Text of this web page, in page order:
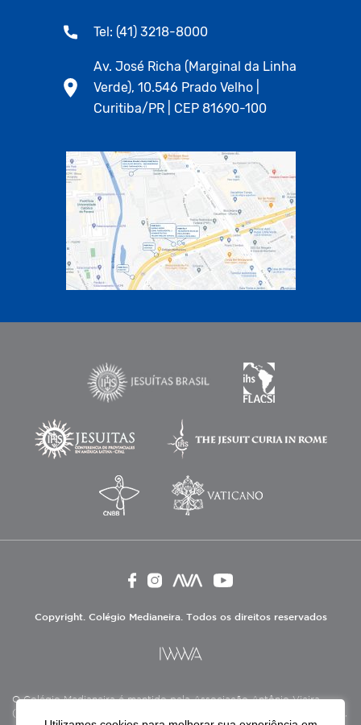
Tel: (41) 3218-8000
Av. José Richa (Marginal da Linha
Verde), 10.546 Prado Velho |
Curitiba/PR | CEP 81690-100
Copyright. Colégio Medianeira. Todos os direitos reservados
O Colégio Medianeira é mantido pela Associação Antônio Vieira
(ASAV), instituição de direito privado sem fins lucrativos, filantrópica,